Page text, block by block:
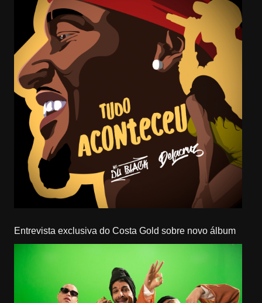
Entrevista exclusiva do Costa Gold sobre novo álbum